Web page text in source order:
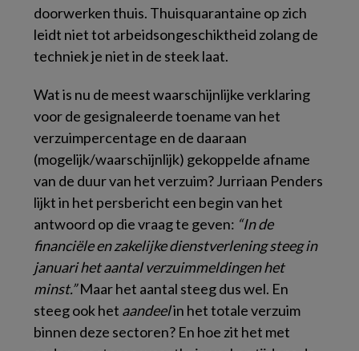
doorwerken thuis. Thuisquarantaine op zich
leidt niet tot arbeidsongeschiktheid zolang de
techniek je niet in de steek laat.
Wat is nu de meest waarschijnlijke verklaring
voor de gesignaleerde toename van het
verzuimpercentage en de daaraan
(mogelijk/waarschijnlijk) gekoppelde afname
van de duur van het verzuim? Jurriaan Penders
lijkt in het persbericht een begin van het
antwoord op die vraag te geven: “In de
financiële en zakelijke dienstverlening steeg in
januari het aantal verzuimmeldingen het
minst.”Maar het aantal steeg dus wel. En
steeg ook het aandeelin het totale verzuim
binnen deze sectoren? En hoe zit het met